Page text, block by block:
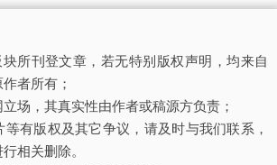
块所刊登文章，若无特别版权声明，均来自
者所有；
场，其真实性由作者或稿源方负责；
有版权及其它争议，请及时与我们联系，
相关删除。